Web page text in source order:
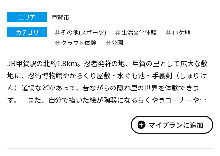
エリア
甲賀市
カテゴリ
その他(スポーツ) 生活文化体験
ロケ地
クラフト体験
公園
JR甲賀駅の北約1.8km。忍者発祥の地、甲賀の里として広大な敷
地に、忍術博物館やからくり屋敷・水ぐも池・手裏剣（しゅりけ
ん）道場などがあって、昔ながらの隠れ里の世界を体験できま
す。 また、自分で描いた絵が陶器になるらくやきコーナーや、
add_circle マイプランに追加